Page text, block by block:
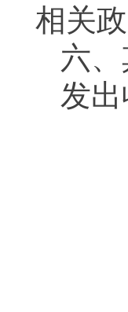
相关
六
发